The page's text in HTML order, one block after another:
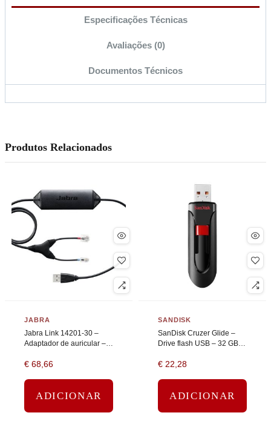
Especificações Técnicas
Avaliações (0)
Documentos Técnicos
Produtos Relacionados
JABRA
Jabra Link 14201-30 –
Adaptador de auricular –
45 – 90 cm
€ 68,66
ADICIONAR
SANDISK
SanDisk Cruzer Glide –
Drive flash USB – 32 GB –
€ 22,28
ADICIONAR